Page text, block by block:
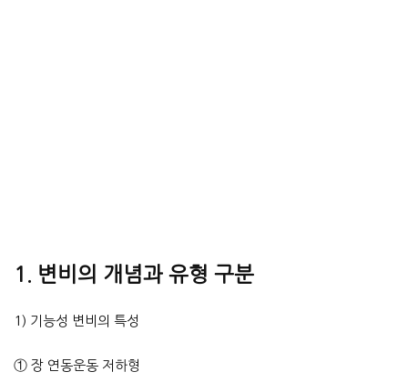
1. 변비의 개념과 유형 구분
1) 기능성 변비의 특성
① 장 연동운동 저하형